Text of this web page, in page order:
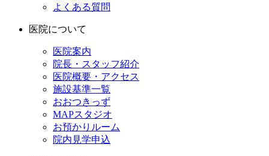
よくある質問
医院について
医院案内
院長・スタッフ紹介
医院概要・アクセス
施設基準一覧
おおつきっず
MAPスタジオ
お預かりルーム
院内見学申込